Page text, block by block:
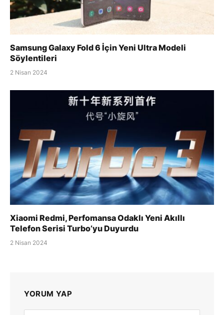
Samsung Galaxy Fold 6 İçin Yeni Ultra Modeli
Söylentileri
2 Nisan 2024
Xiaomi Redmi, Perfomansa Odaklı Yeni Akıllı
Telefon Serisi Turbo’yu Duyurdu
2 Nisan 2024
YORUM YAP